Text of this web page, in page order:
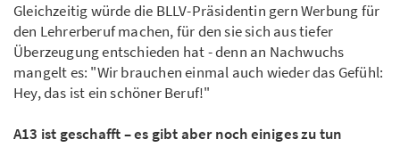
Gleichzeitig würde die BLLV-Präsidentin gern Werbung für
den Lehrerberuf machen, für den sie sich aus tiefer
Überzeugung entschieden hat - denn an Nachwuchs
mangelt es: "Wir brauchen einmal auch wieder das Gefühl:
Hey, das ist ein schöner Beruf!"
A13 ist geschafft – es gibt aber noch einiges zu tun